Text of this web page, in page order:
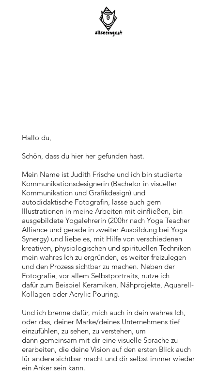
Hallo du,
Schön, dass du hier her gefunden hast.
Mein Name ist Judith Frische und ich bin studierte
Kommunikationsdesignerin (Bachelor in visueller
Kommunikation und Grafikdesign) und
autodidaktische Fotografin, lasse auch gern
Illustrationen in meine Arbeiten mit einfließen, bin
ausgebildete Yogalehrerin (200hr nach Yoga Teacher
Alliance und gerade in zweiter Ausbildung bei Yoga
Synergy) und liebe es, mit Hilfe von verschiedenen
kreativen, physiologischen und spirituellen Techniken
mein wahres Ich zu ergründen, es weiter freizulegen
und den Prozess sichtbar zu machen. Neben der
Fotografie, vor allem Selbstportraits, nutze ich
dafür zum Beispiel Keramiken, Nähprojekte, Aquarell-
Kollagen oder Acrylic Pouring.
Und ich brenne dafür, mich auch in dein wahres Ich,
oder das, deiner Marke/deines Unternehmens tief
einzufühlen, zu sehen, zu verstehen, um
dann gemeinsam mit dir eine visuelle Sprache zu
erarbeiten, die deine Vision auf den ersten Blick auch
für andere sichtbar macht und dir selbst immer wieder
ein Anker sein kann.